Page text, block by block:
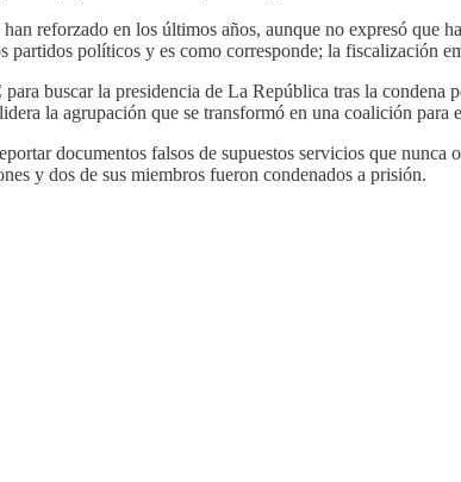
reforzado en los últimos años, aunque no expresó que
partidos políticos y es como corresponde; la fiscalización
buscar la presidencia de La República tras la
la agrupación que se transformó en una coalición para
documentos falsos de supuestos servicios que
y dos de sus miembros fueron condenados a prisión.